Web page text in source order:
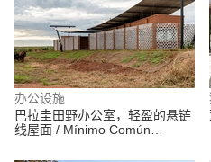
办公设施
巴拉圭田野办公室，轻盈的悬链
线屋面 / Mínimo Común